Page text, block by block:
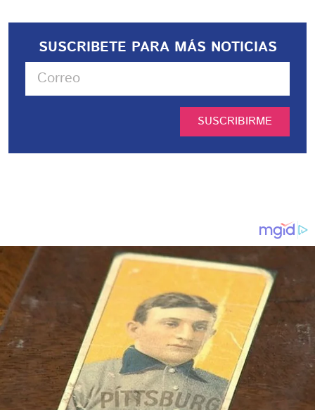
SUSCRIBETE PARA MÁS NOTICIAS
SUSCRIBIRME